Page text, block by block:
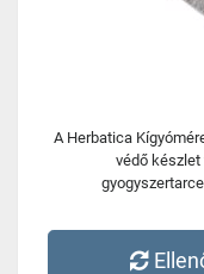
A Herbatica
védő